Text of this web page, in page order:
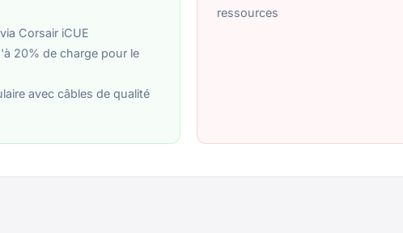
Corsair iCUE
20% de charge pour le
avec câbles de qualité
ressources